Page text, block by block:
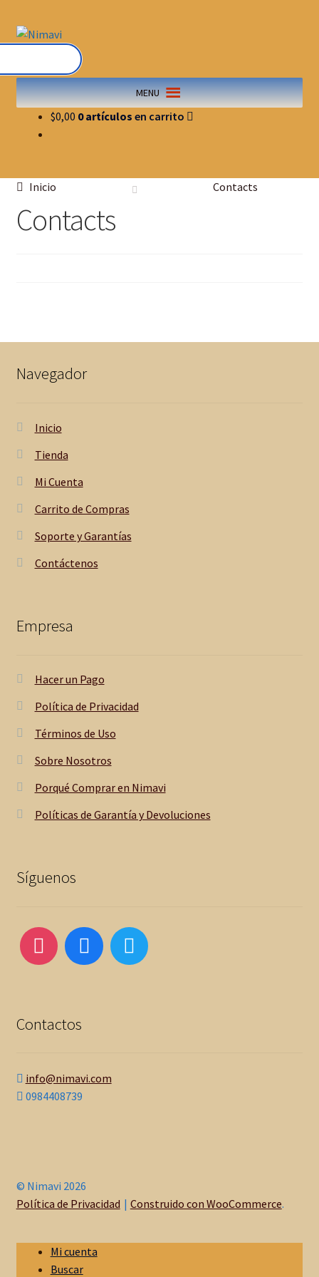
MENU
$0,00 0 artículos
Inicio Contacts
Contacts
Navegador
Inicio
Tienda
Mi Cuenta
Carrito de Compras
Soporte y Garantías
Contáctenos
Empresa
Hacer un Pago
Política de Privacidad
Términos de Uso
Sobre Nosotros
Porqué Comprar en Nimavi
Políticas de Garantía y Devoluciones
Síguenos
Contactos
info@nimavi.com
0984408739
© Nimavi 2026
Política de Privacidad
Construido con WooCommerce.
Mi cuenta
Buscar